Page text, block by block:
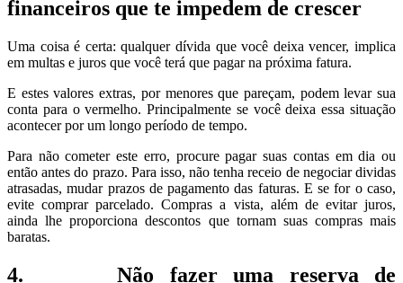
financeiros que te impedem de crescer
Uma coisa é certa: qualquer dívida que você deixa vencer, implica
em multas e juros que você terá que pagar na próxima fatura.
E estes valores extras, por menores que pareçam, podem levar sua
conta para o vermelho. Principalmente se você deixa essa situação
acontecer por um longo período de tempo.
Para não cometer este erro, procure pagar suas contas em dia ou
então antes do prazo. Para isso, não tenha receio de negociar dividas
atrasadas, mudar prazos de pagamento das faturas. E se for o caso,
evite comprar parcelado. Compras a vista, além de evitar juros,
ainda lhe proporciona descontos que tornam suas compras mais
baratas.
4. Não fazer uma reserva de